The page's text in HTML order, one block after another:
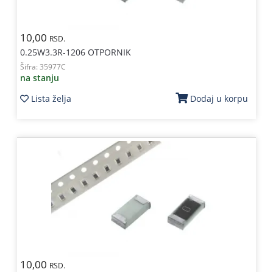
10,00 RSD.
0.25W3.3R-1206 OTPORNIK
Šifra: 35977C
na stanju
Lista želja
Dodaj u korpu
10,00 RSD.